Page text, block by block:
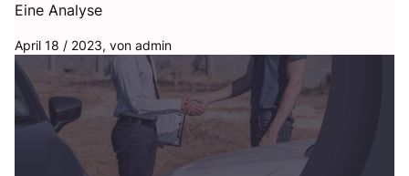
Eine Analyse
April 18 / 2023, von admin